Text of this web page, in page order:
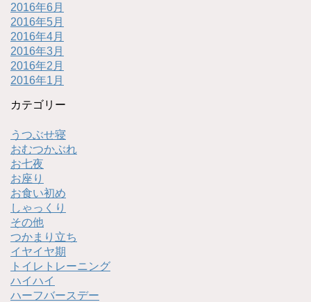
2016年6月
2016年5月
2016年4月
2016年3月
2016年2月
2016年1月
カテゴリー
うつぶせ寝
おむつかぶれ
お七夜
お座り
お食い初め
しゃっくり
その他
つかまり立ち
イヤイヤ期
トイレトレーニング
ハイハイ
ハーフバースデー